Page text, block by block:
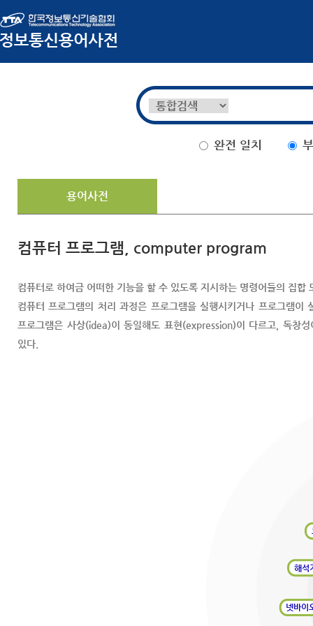
완전 일치
용어사전
컴퓨터 프로그램, computer program
컴퓨터로 하여금 어떠한 기능을 할 수 있도록 지시하는 명령어들의 집합
컴퓨터 프로그램의 처리 과정은 프로그램을 실행시키거나 프로그램
프로그램은 사상(idea)이 동일해도 표현(expression)이 다르고, 독창성
있다.
넷바이
해석